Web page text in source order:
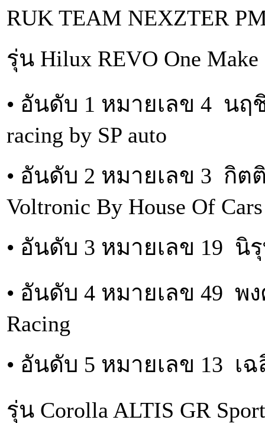
RUK TEAM NEXZTER
รุ่น Hilux REVO One
• อันดับ 1 หมายเลข 4 น
racing by SP auto
• อันดับ 2 หมายเลข 3
Voltronic By House Of
• อันดับ 3 หมายเลข 19 นิ
• อันดับ 4 หมายเลข 49
Racing
• อันดับ 5 หมายเลข 13 เ
รุ่น Corolla ALTIS GR